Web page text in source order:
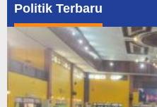
Politik Terbaru